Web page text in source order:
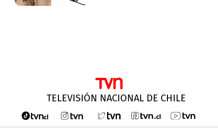
TELEVISIÓN NACIONAL DE CHILE